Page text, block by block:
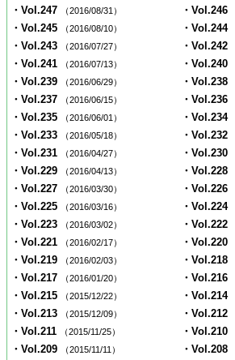
・Vol.247 （2016/08/31） ・Vol.246
・Vol.245 （2016/08/10） ・Vol.244
・Vol.243 （2016/07/27） ・Vol.242
・Vol.241 （2016/07/13） ・Vol.240
・Vol.239 （2016/06/29） ・Vol.238
・Vol.237 （2016/06/15） ・Vol.236
・Vol.235 （2016/06/01） ・Vol.234
・Vol.233 （2016/05/18） ・Vol.232
・Vol.231 （2016/04/27） ・Vol.230
・Vol.229 （2016/04/13） ・Vol.228
・Vol.227 （2016/03/30） ・Vol.226
・Vol.225 （2016/03/16） ・Vol.224
・Vol.223 （2016/03/02） ・Vol.222
・Vol.221 （2016/02/17） ・Vol.220
・Vol.219 （2016/02/03） ・Vol.218
・Vol.217 （2016/01/20） ・Vol.216
・Vol.215 （2015/12/22） ・Vol.214
・Vol.213 （2015/12/09） ・Vol.212
・Vol.211 （2015/11/25） ・Vol.210
・Vol.209 （2015/11/11） ・Vol.208